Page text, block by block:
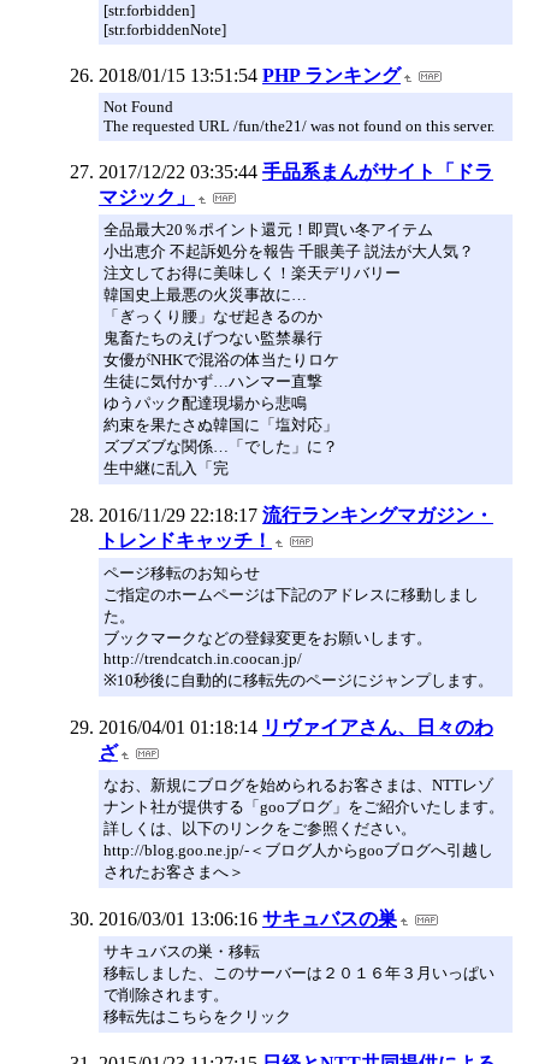
[str.forbidden]
[str.forbiddenNote]
2018/01/15 13:51:54 PHP ランキング
Not Found
The requested URL /fun/the21/ was not found on this server.
2017/12/22 03:35:44 手品系まんがサイト「ドラ
マジック」
全品最大20％ポイント還元！即買い冬アイテム
小出恵介 不起訴処分を報告 千眼美子 説法が大人気？
注文してお得に美味しく！楽天デリバリー
韓国史上最悪の火災事故に…
「ぎっくり腰」なぜ起きるのか
鬼畜たちのえげつない監禁暴行
女優がNHKで混浴の体当たりロケ
生徒に気付かず…ハンマー直撃
ゆうパック配達現場から悲鳴
約束を果たさぬ韓国に「塩対応」
ズブズブな関係…「でした」に？
生中継に乱入「完
2016/11/29 22:18:17 流行ランキングマガジン・
トレンドキャッチ！
ページ移転のお知らせ
ご指定のホームページは下記のアドレスに移動しまし
た。
ブックマークなどの登録変更をお願いします。
http://trendcatch.in.coocan.jp/
※10秒後に自動的に移転先のページにジャンプします。
2016/04/01 01:18:14 リヴァイアさん、日々のわ
ざ
なお、新規にブログを始められるお客さまは、NTTレゾ
ナント社が提供する「gooブログ」をご紹介いたします。
詳しくは、以下のリンクをご参照ください。
http://blog.goo.ne.jp/-＜ブログ人からgooブログへ引越し
されたお客さまへ＞
2016/03/01 13:06:16 サキュバスの巣
サキュバスの巣・移転
移転しました、このサーバーは２０１６年３月いっぱい
で削除されます。
移転先はこちらをクリック